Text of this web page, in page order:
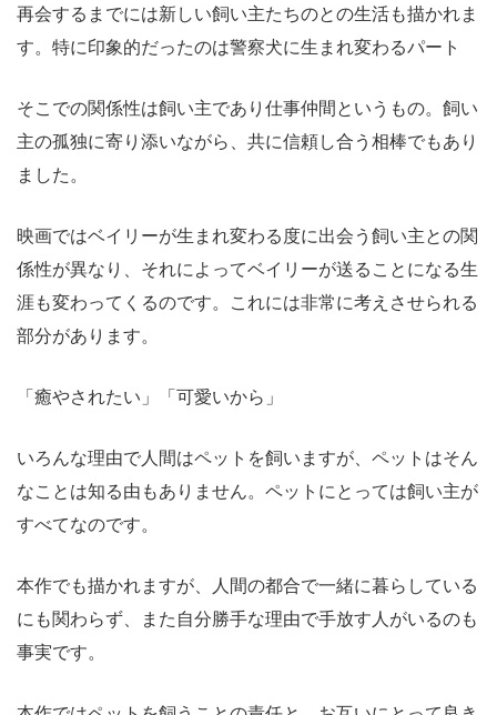
再会するまでには新しい飼い主たちのとの生活も描かれま
す。特に印象的だったのは警察犬に生まれ変わるパート
そこでの関係性は飼い主であり仕事仲間というもの。飼い
主の孤独に寄り添いながら、共に信頼し合う相棒でもあり
ました。
映画ではベイリーが生まれ変わる度に出会う飼い主との関
係性が異なり、それによってベイリーが送ることになる生
涯も変わってくるのです。これには非常に考えさせられる
部分があります。
「癒やされたい」「可愛いから」
いろんな理由で人間はペットを飼いますが、ペットはそん
なことは知る由もありません。ペットにとっては飼い主が
すべてなのです。
本作でも描かれますが、人間の都合で一緒に暮らしている
にも関わらず、また自分勝手な理由で手放す人がいるのも
事実です。